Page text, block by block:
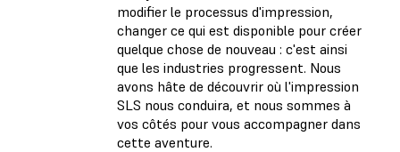
modifier le processus d'impression,
changer ce qui est disponible pour créer
quelque chose de nouveau : c'est ainsi
que les industries progressent. Nous
avons hâte de découvrir où l'impression
SLS nous conduira, et nous sommes à
vos côtés pour vous accompagner dans
cette aventure.